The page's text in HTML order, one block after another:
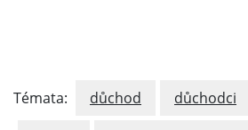
Témata: důchod důchodci